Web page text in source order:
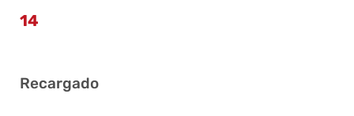
14
Recargado